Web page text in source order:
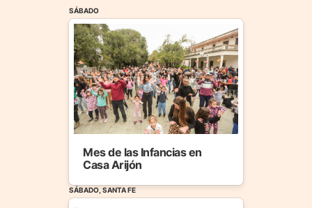
SÁBADO
Mes de las Infancias en
Casa Arijón
SÁBADO, SANTA FE